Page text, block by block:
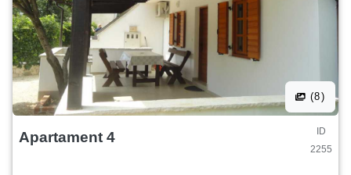
(8)
Apartament 4
ID
2255